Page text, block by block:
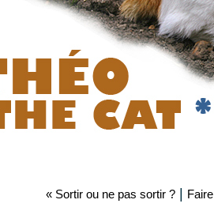
« Sortir ou ne pas sortir ?